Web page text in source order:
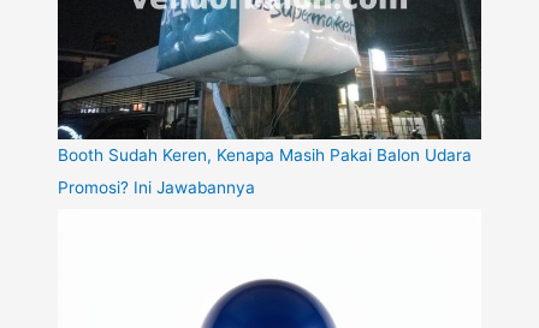
Booth Sudah Keren, Kenapa Masih Pakai Balon Udara
Promosi? Ini Jawabannya